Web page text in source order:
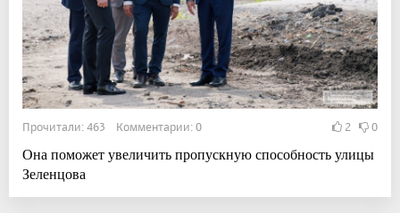
Прочитали: 463 Комментарии: 0 2 0
Она поможет увеличить пропускную способность улицы
Зеленцова